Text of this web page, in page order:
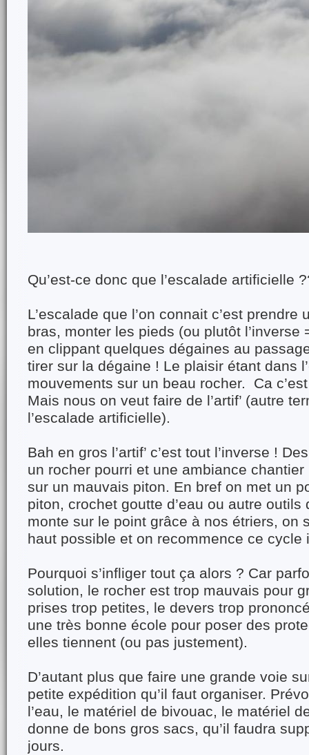
Qu’est-ce donc que l’escalade artificielle
L’escalade que l’on connait c’est prendre
bras, monter les pieds (ou plutôt l’inverse
en clippant quelques dégaines au
tirer sur la dégaine ! Le plaisir étant dans
mouvements sur un beau rocher. Ca
Mais nous on veut faire de l’artif’ (autre
l’escalade artificielle).
Bah en gros l’artif’ c’est tout l’inverse !
un rocher pourri et une ambiance
sur un mauvais piton. En bref on met un
piton, crochet goutte d’eau ou autre outils
monte sur le point grâce à nos étriers, on
haut possible et on recommence ce
Pourquoi s’infliger tout ça alors ? Car
solution, le rocher est trop mauvais pour
prises trop petites, le devers trop
une très bonne école pour poser des
elles tiennent (ou pas justement).
D’autant plus que faire une grande voie
petite expédition qu’il faut organiser.
l’eau, le matériel de bivouac, le matériel
donne de bons gros sacs, qu’il faudra
jours.